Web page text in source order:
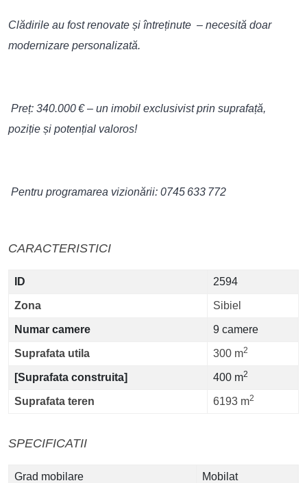
Clădirile au fost renovate și întreținute – necesită doar
modernizare personalizată.
Preț: 340.000 € – un imobil exclusivist prin suprafață,
poziție și potențial valoros!
Pentru programarea vizionării: 0745 633 772
CARACTERISTICI
ID 2594
Zona Sibiel
Numar camere 9 camere
Suprafata utila 300 m2
[Suprafata construita] 400 m2
Suprafata teren 6193 m2
SPECIFICATII
Grad mobilare Mobilat